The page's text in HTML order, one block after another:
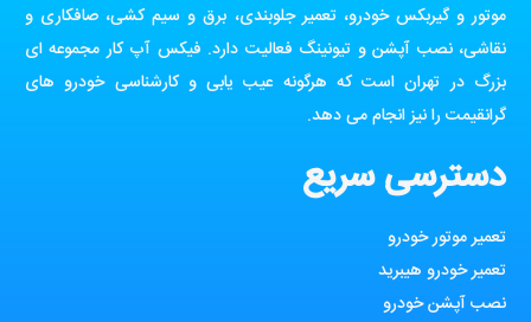
موتور و گیربکس خودرو، تعمیر جلوبندی، برق و سیم کشی، صافکاری و
نقاشی، نصب آپشن و تیونینگ فعالیت دارد. فیکس آپ کار مجموعه ای
بزرگ در تهران است که هرگونه عیب یابی و کارشناسی خودرو های
گرانقیمت را نیز انجام می دهد.
دسترسی سریع
تعمیر موتور خودرو
تعمیر خودرو هیبرید
نصب آپشن خودرو